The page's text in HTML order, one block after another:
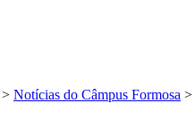
> Notícias do Câmpus Formosa >